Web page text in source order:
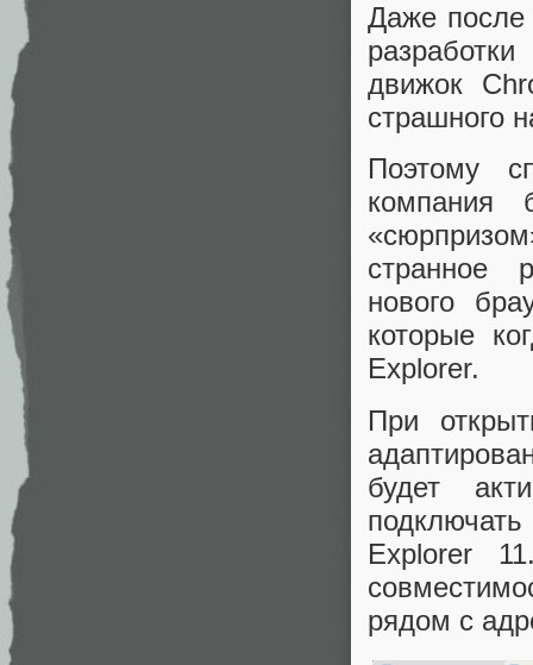
Даже после
движок
страшного
Поэтому
компания
странное
нового
которые
Explorer.
При
будет
Explorer
рядом с